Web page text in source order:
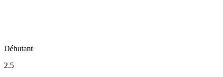
Débutant
2.5